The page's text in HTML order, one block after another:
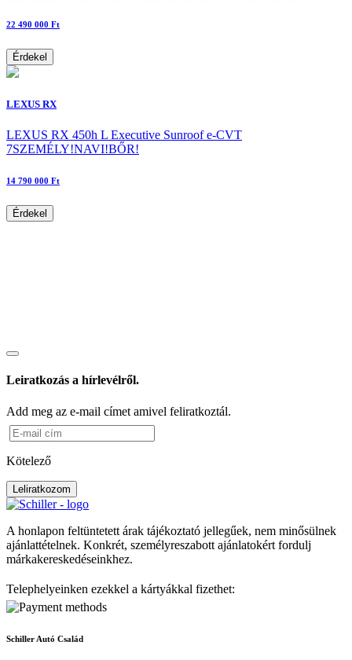
22 490 000 Ft
Érdekel
LEXUS RX
LEXUS RX 450h L Executive Sunroof e-CVT
7SZEMÉLY!NAVI!BŐR!
14 790 000 Ft
Érdekel
Leiratkozás a hírlevélről.
Add meg az e-mail címet amivel feliratkoztál.
Kötelező
Leliratkozom
A honlapon feltüntetett árak tájékoztató jellegűek, nem minősülnek
ajánlattételnek. Konkrét, személyreszabott ajánlatokért fordulj
márkakereskedéseinkhez.
Telephelyeinken ezekkel a kártyákkal fizethet:
Schiller Autó Család